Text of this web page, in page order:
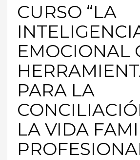
CURSO “LA
EMOCIONAL
PARA LA
LA VIDA